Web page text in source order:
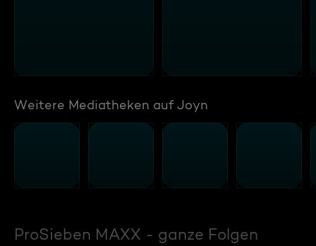
Weitere Mediatheken auf Joyn
ProSieben MAXX - ganze Folgen